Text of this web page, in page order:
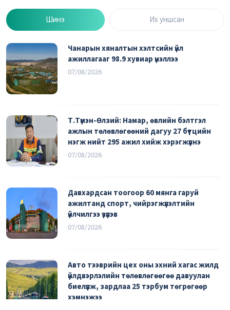
Шинэ Их уншсан
Чанарын хяналтын хэлтсийн үйл
ажиллагааг 98.9 хувиар үнэллээ
07/08/2026
Т.Түмэн-Өлзий: Намар, өвлийн бэлтгэл
ажлын төлөвлөгөөний дагуу 27 бүтцийн
нэгж нийт 295 ажил хийж хэрэгжүүлнэ
07/08/2026
Давхардсан тоогоор 60 мянга гаруй
ажилтанд спорт, чийрэгжүүлэлтийн
үйлчилгээ үзүүлэв
07/08/2026
Авто тээврийн цех оны эхний хагас жилд
үйлдвэрлэлийн төлөвлөгөөгөө давуулан
биелүүлж, зардлаа 25 тэрбум төгрөгөөр
хэмнэжээ